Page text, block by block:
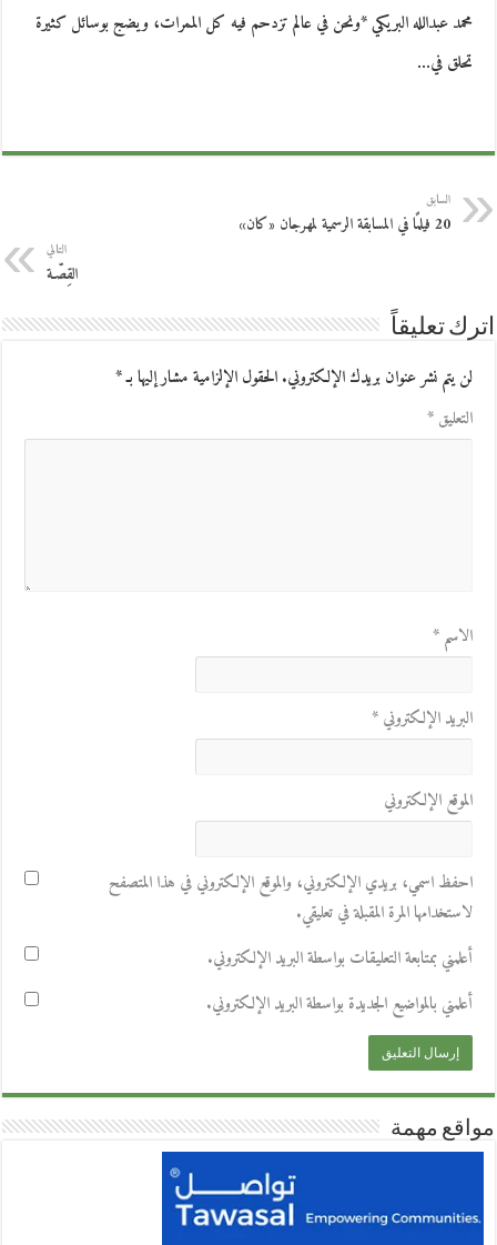
محمد عبدالله البريكي *ونحن في عالم تزدحم فيه كل الممرات، ويضج بوسائل كثيرة
تحلق في…
السابق
20 فيلمًا في المسابقة الرسمية لمهرجان «كان»
التالي
القِصّـة
اترك تعليقاً
لن يتم نشر عنوان بريدك الإلكتروني.الحقول الإلزامية مشار إليها بـ*
التعليق*
الاسم*
البريد الإلكتروني*
الموقع الإلكتروني
احفظ اسمي، بريدي الإلكتروني، والموقع الإلكتروني في هذا المتصفح
لاستخدامها المرة المقبلة في تعليقي.
أعلمني بمتابعة التعليقات بواسطة البريد الإلكتروني.
أعلمني بالمواضيع الجديدة بواسطة البريد الإلكتروني.
مواقع مهمة